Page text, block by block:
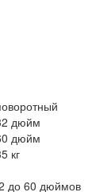
дюйм
дюйм
кг
до 60 дюймов